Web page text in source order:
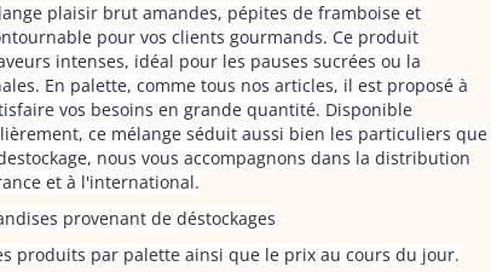
plaisir brut amandes, pépites de framboise et
pour vos clients gourmands. Ce produit
intenses, idéal pour les pauses sucrées ou la
En palette, comme tous nos articles, il est proposé à
vos besoins en grande quantité. Disponible
ce mélange séduit aussi bien les particuliers que
nous vous accompagnons dans la distribution
et à l'international.
provenant de déstockages
produits par palette ainsi que le prix au cours du jour.